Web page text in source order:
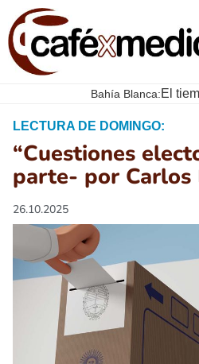
Bahía Blanca:El
LECTURA DE DOMINGO:
“Cuestiones
parte- por Carlos
26.10.2025